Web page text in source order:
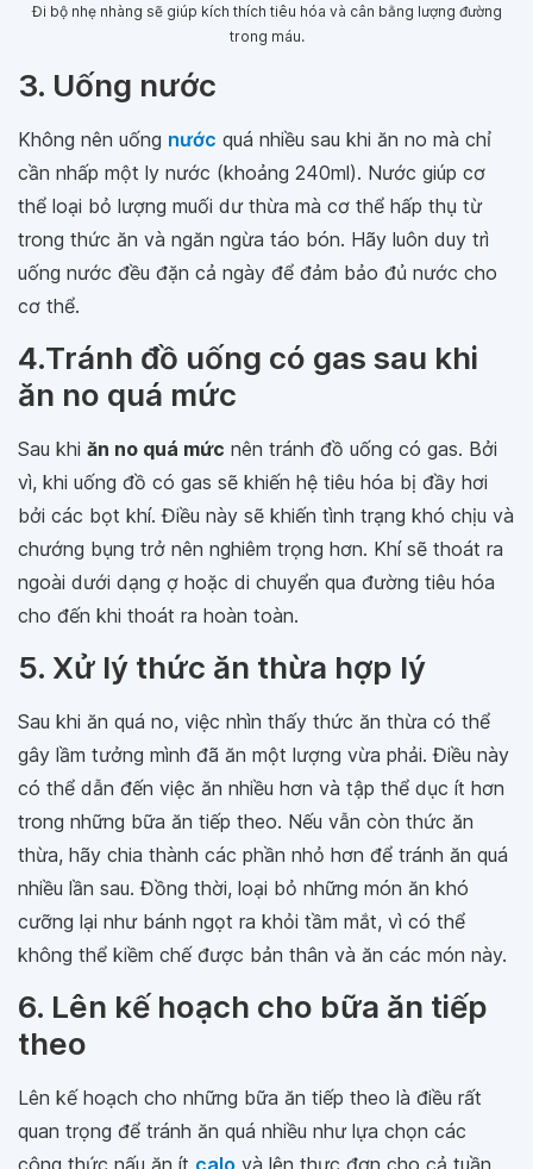
Đi bộ nhẹ nhàng sẽ giúp kích thích tiêu hóa và cân bằng lượng đường
trong máu.
3. Uống nước
Không nên uống nước quá nhiều sau khi ăn no mà chỉ
cần nhấp một ly nước (khoảng 240ml). Nước giúp cơ
thể loại bỏ lượng muối dư thừa mà cơ thể hấp thụ từ
trong thức ăn và ngăn ngừa táo bón. Hãy luôn duy trì
uống nước đều đặn cả ngày để đảm bảo đủ nước cho
cơ thể.
4.Tránh đồ uống có gas sau khi
ăn no quá mức
Sau khi ăn no quá mức nên tránh đồ uống có gas. Bởi
vì, khi uống đồ có gas sẽ khiến hệ tiêu hóa bị đầy hơi
bởi các bọt khí. Điều này sẽ khiến tình trạng khó chịu và
chướng bụng trở nên nghiêm trọng hơn. Khí sẽ thoát ra
ngoài dưới dạng ợ hoặc di chuyển qua đường tiêu hóa
cho đến khi thoát ra hoàn toàn.
5. Xử lý thức ăn thừa hợp lý
Sau khi ăn quá no, việc nhìn thấy thức ăn thừa có thể
gây lầm tưởng mình đã ăn một lượng vừa phải. Điều này
có thể dẫn đến việc ăn nhiều hơn và tập thể dục ít hơn
trong những bữa ăn tiếp theo. Nếu vẫn còn thức ăn
thừa, hãy chia thành các phần nhỏ hơn để tránh ăn quá
nhiều lần sau. Đồng thời, loại bỏ những món ăn khó
cưỡng lại như bánh ngọt ra khỏi tầm mắt, vì có thể
không thể kiềm chế được bản thân và ăn các món này.
6. Lên kế hoạch cho bữa ăn tiếp
theo
Lên kế hoạch cho những bữa ăn tiếp theo là điều rất
quan trọng để tránh ăn quá nhiều như lựa chọn các
công thức nấu ăn ít calo và lên thực đơn cho cả tuần.